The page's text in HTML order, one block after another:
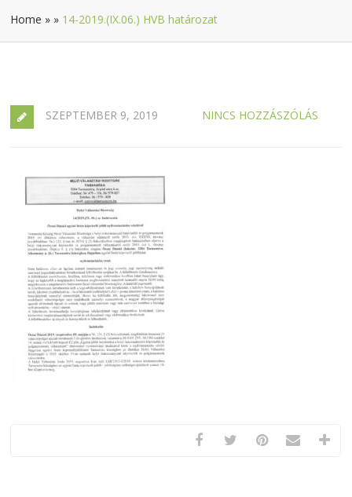
Home » » 14-2019.(IX.06.) HVB határozat
SZEPTEMBER 9, 2019 NINCS HOZZÁSZÓLÁS